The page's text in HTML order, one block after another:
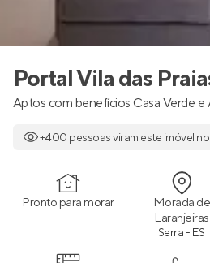
Aptos com benefícios Casa Verde e
+400 pessoas viram este imóvel
Pronto para morar
Morada de
Laranjeiras
Serra - ES